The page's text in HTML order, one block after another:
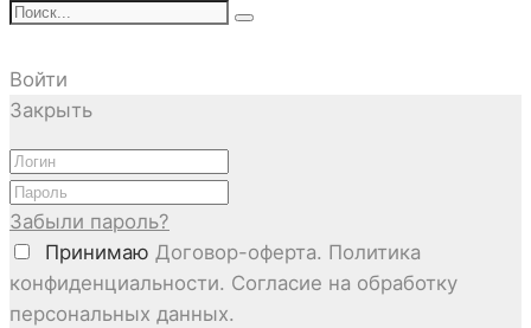
Войти
Закрыть
Забыли пароль?
Принимаю Договор-оферта. Политика
конфиденциальности. Согласие на обработку
персональных данных.